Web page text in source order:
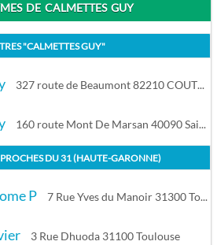
DE CALMETTES GUY
"CALMETTES GUY"
327 route de Beaumont 82210 COUTURES
160 route Mont De Marsan 40090 Saint Martin d'Oney
DU31 (HAUTE-GARONNE)
P 7 Rue Yves du Manoir 31300 Toulouse
3 Rue Dhuoda 31100 Toulouse